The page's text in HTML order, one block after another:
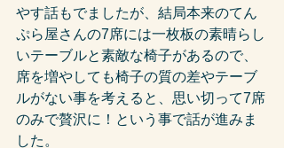
やす話もでましたが、結局本来のてん
ぷら屋さんの7席には一枚板の素晴らし
いテーブルと素敵な椅子があるので、
席を増やしても椅子の質の差やテーブ
ルがない事を考えると、思い切って7席
のみで贅沢に！という事で話が進みま
した。